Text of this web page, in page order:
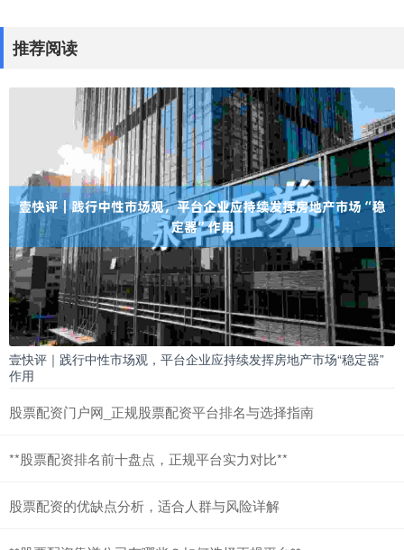
推荐阅读
壹快评｜践行中性市场观，平台企业应持续发挥房地产市场“稳定器”
作用
股票配资门户网_正规股票配资平台排名与选择指南
**股票配资排名前十盘点，正规平台实力对比**
股票配资的优缺点分析，适合人群与风险详解